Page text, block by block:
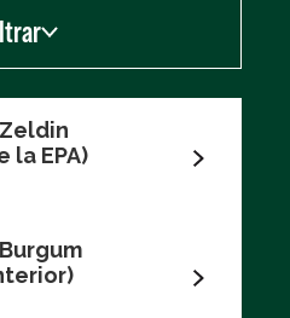
de evaluación
la EPA)